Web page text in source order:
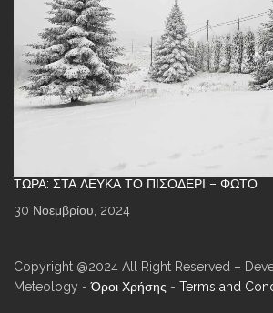
ΤΏΡΑ: ΣΤΑ ΛΕΥΚΆ ΤΟ ΠΙΣΟΔΈΡΙ – ΦΩΤΌ
30 Νοεμβρίου, 2024
Copyright @2024 All Right Reserved –
Meteology -Όροι Χρήσης - Terms and